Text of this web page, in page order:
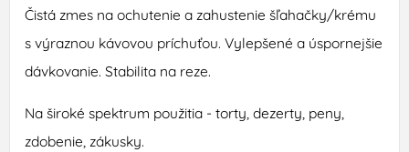
Čistá zmes na ochutenie a zahustenie šľahačky/krému
s výraznou kávovou príchuťou. Vylepšené a úspornejšie
dávkovanie. Stabilita na reze.
Na široké spektrum použitia - torty, dezerty, peny,
zdobenie, zákusky.